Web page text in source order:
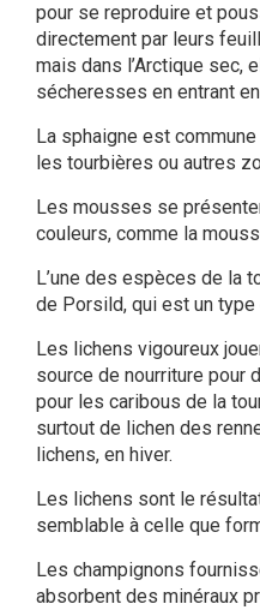
pour se reproduire et
directement par leurs
mais dans l’Arctique sec,
sécheresses en entrant
La sphaigne est
les tourbières ou autres
Les mousses se
couleurs, comme la
L’une des espèces de la
de Porsild, qui est un type
Les lichens vigoureux
source de nourriture pour
pour les caribous de la
surtout de lichen des
lichens, en hiver.
Les lichens sont le
semblable à celle que
Les champignons
absorbent des minéraux